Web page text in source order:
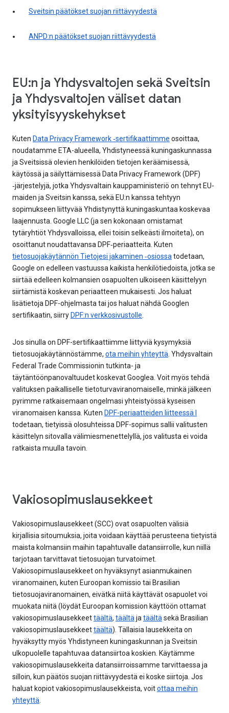
Sveitsin päätökset suojan riittävyydestä
ANPD:n päätökset suojan riittävyydestä
EU:n ja Yhdysvaltojen sekä Sveitsin
ja Yhdysvaltojen väliset datan
yksityisyyskehykset
Kuten Data Privacy Framework ‑sertifikaattimme osoittaa,
noudatamme ETA-alueella, Yhdistyneessä kuningaskunnassa
ja Sveitsissä olevien henkilöiden tietojen keräämisessä,
käytössä ja säilyttämisessä Data Privacy Framework (DPF)
‑järjestelyjä, jotka Yhdysvaltain kauppaministeriö on tehnyt EU-
maiden ja Sveitsin kanssa, sekä EU:n kanssa tehtyyn
sopimukseen liittyvää Yhdistynyttä kuningaskuntaa koskevaa
laajennusta. Google LLC (ja sen kokonaan omistamat
tytäryhtiöt Yhdysvalloissa, ellei toisin selkeästi ilmoiteta), on
osoittanut noudattavansa DPF‑periaatteita. Kuten
tietosuojakäytännön Tietojesi jakaminen ‑osiossatodetaan,
Google on edelleen vastuussa kaikista henkilötiedoista, jotka se
siirtää edelleen kolmansien osapuolten ulkoiseen käsittelyyn
siirtämistä koskevan periaatteen mukaisesti. Jos haluat
lisätietoja DPF-ohjelmasta tai jos haluat nähdä Googlen
sertifikaatin, siirry DPF:n verkkosivustolle.
Jos sinulla on DPF-sertifikaattiimme liittyviä kysymyksiä
tietosuojakäytännöstämme, ota meihin yhteyttä. Yhdysvaltain
Federal Trade Commissionin tutkinta- ja
täytäntöönpanovaltuudet koskevat Googlea. Voit myös tehdä
valituksen paikalliselle tietoturvaviranomaiselle, minkä jälkeen
pyrimme ratkaisemaan ongelmasi yhteistyössä kyseisen
viranomaisen kanssa. Kuten DPF-periaatteiden liitteessä I
todetaan, tietyissä olosuhteissa DPF-sopimus sallii valitusten
käsittelyn sitovalla välimiesmenettelyllä, jos valitusta ei voida
ratkaista muulla tavoin.
Vakiosopimuslausekkeet
Vakiosopimuslausekkeet (SCC) ovat osapuolten välisiä
kirjallisia sitoumuksia, joita voidaan käyttää perusteena tietyistä
maista kolmansiin maihin tapahtuvalle datansiirrolle, kun niillä
tarjotaan tarvittavat tietosuojan turvatoimet.
Vakiosopimuslausekkeet on hyväksynyt asianmukainen
viranomainen, kuten Euroopan komissio tai Brasilian
tietosuojaviranomainen, eivätkä niitä käyttävät osapuolet voi
muokata niitä (löydät Euroopan komission käyttöön ottamat
vakiosopimuslausekkeettäältä, täältäjatäältäsekä Brasilian
vakiosopimuslausekkeettäältä). Tällaisia lausekkeita on
hyväksytty myös Yhdistyneen kuningaskunnan ja Sveitsin
ulkopuolelle tapahtuvaa datansiirtoa koskien. Käytämme
vakiosopimuslausekkeita datansiirroissamme tarvittaessa ja
silloin, kun päätös suojan riittävyydestä ei koske siirtoja. Jos
haluat kopiot vakiosopimuslausekkeista, voitottaa meihin
yhteyttä.